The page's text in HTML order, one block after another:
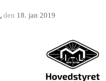
den 18. jan 2019